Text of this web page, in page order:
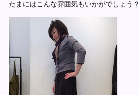
たまにはこんな雰囲気もいかがでしょう？